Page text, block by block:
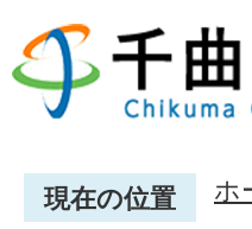
現在の位置 ホ